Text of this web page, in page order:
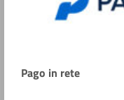
Pago in rete